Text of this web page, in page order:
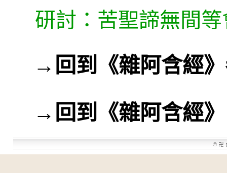
研討：苦聖諦無間
→ 回到《雜阿含經
→ 回到《雜阿含經》
© 卍